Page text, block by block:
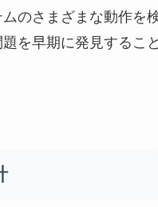
のさまざまな動作を
を早期に発見するこ